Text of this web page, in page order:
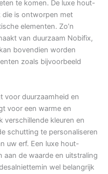
te komen. De luxe hout-
die is ontworpen met
elementen. Zo’n
van duurzaam Nobifix,
bovendien worden
zoals bijvoorbeeld
voor duurzaamheid en
voor een warme en
verschillende kleuren en
schutting te personaliseren
uw erf. Een luxe hout-
de waarde en uitstraling
wel belangrijk